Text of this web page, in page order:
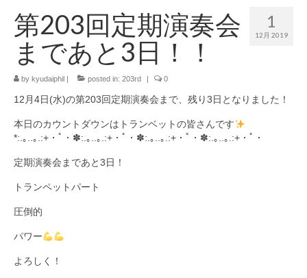
演奏会情報
卒業記念演奏会2027
九大フィルとは
九大フィルの歴史
ご寄付のお願い
演奏会の歴史
出張演奏
1
12月 2019
第203回定期演奏会
まであと3日！！
by kyudaiphil posted in: 203rd 0
12月4日(水)の第203回定期演奏会まで、残り3日となりました！
本日のカウントダウンはトランベットの皆さんです
*:.｡..｡.:+・ﾟ・✽:.｡..｡.:+・ﾟ・✽:.｡..｡.:+・ﾟ・✽:.｡..｡.:+・ﾟ・
定期演奏会まであと3日！
トランペットパート
圧倒的
パワー
よろしく！